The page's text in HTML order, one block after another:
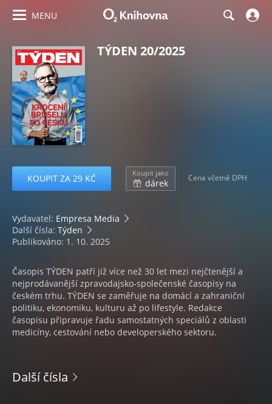
MENU
TÝDEN 20/2025
KOUPIT ZA 29 KČ Koupit jako
dárek Cena včetně DPH
Vydavatel: Empresa Media
Další čísla: Týden
Publikováno: 1. 10. 2025
Časopis TÝDEN patří již více než 30 let mezi nejčtenější a
nejprodávanější zpravodajsko-společenské časopisy na
českém trhu. TÝDEN se zaměřuje na domácí a zahraniční
politiku, ekonomiku, kulturu až po lifestyle. Redakce
časopisu připravuje řadu samostatných speciálů z oblasti
medicíny, cestování nebo developerského sektoru.
Další čísla